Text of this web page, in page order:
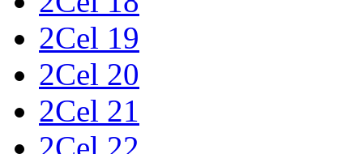
2Cel 19
2Cel 20
2Cel 21
2Cel 22